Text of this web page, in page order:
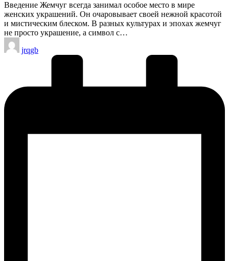
Введение Жемчуг всегда занимал особое место в мире
женских украшений. Он очаровывает своей нежной красотой
и мистическим блеском. В разных культурах и эпохах жемчуг
не просто украшение, а символ с…
Запись
от
jrqgb